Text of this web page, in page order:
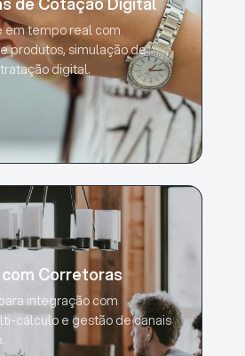
em tempo real com
produtos, simulação de
digital.
Corretoras
integração com
cálculo e gestão de canais